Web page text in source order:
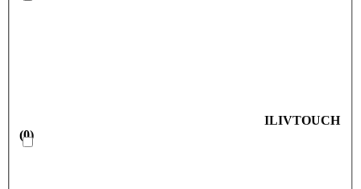
ILIVTOUCH
(0)